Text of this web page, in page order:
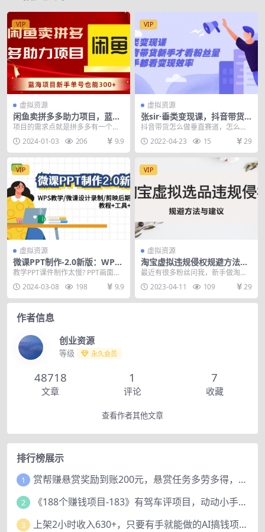
VIP
虚拟资源
闲鱼卖拼多多助力项目，蓝海
项目新手单号也能300+
项目的需求点就是拼多多有一个助
力领300 500 1000红包的助力活
动。但是大...
2024-01-03 206 9.9
VIP
虚拟资源
张sir·垂类变现课，抖音带货
新手才看粉丝量，高手都看变
现效率
抖音带货怎么做垂直赛道，怎么细
分垂直赛道，垂直账号前期怎么起
号 课程目录： 01...
2022-04-23 15 29
VIP
虚拟资源
微课PPT制作-2.0新版：WPS
教学/微课设计录制/剪映后期
教学PPT课件制作太慢? PPT画面呈
现太LOW? 微课设计不懂得方法? 微
课不...2024-03-08 198 9.9
VIP
虚拟资源
淘宝虚拟违规侵权规避方法与
建议，6个部分详细讲解，做
最近有很多粉丝问我，新手做淘宝
怎么去规避风险和侵权，因为自己
做了总是违规，所以想...
2023-04-11 109 29
作者信息
创业资源
等级 永久会员
48718
文章
1
评论
7
收藏
查看作者其他文章
排行榜展示
1 赏帮赚悬赏奖励到账200元，悬赏任务多劳多得，人人可做。
2 《188个赚钱项目-183》有驾车评项目，动动小手，复制粘贴赚44元！
3 上架2小时收入630+，只要有手就能做的AI搞钱项目，奶奶看完都能学会!